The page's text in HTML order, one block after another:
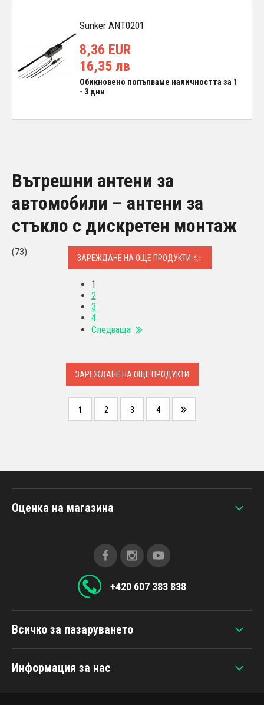
Sunker ANT0201
8,36 EUR
16,35 лв
Обикновено попълваме наличността за 1
- 3 дни
Вътрешни антени за
автомобили – антени за
стъкло с дискретен монтаж
(73)
ЗАРЕЖДАНЕ НА ОЩЕ ПРОДУКТИ
1
2
3
4
Следваща
ЗАРЕЖДАНЕ НА ОЩЕ ПРОДУКТИ
1 2 3 4
Всичко за пазаруването
Информация за нас
Оценка на магазина
+420 607 383 838